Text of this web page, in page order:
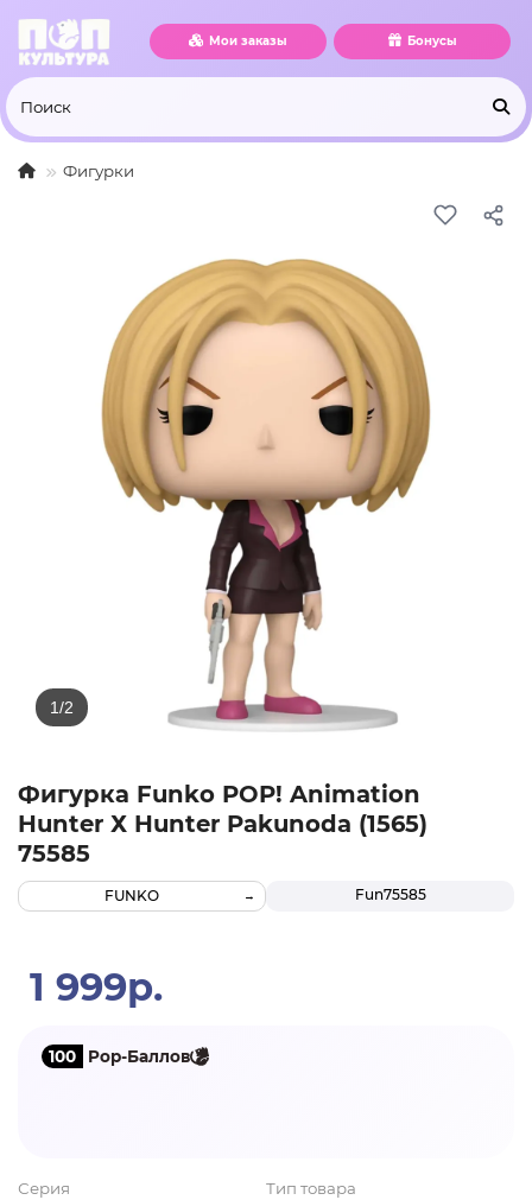
Мои заказы Бонусы
Фигурки
Фигурка Funko POP! Animation
Hunter Х Hunter Pakunoda (1565)
75585
Fun75585
FUNKO
1 999р.
100 Pop-Баллов
Серия Тип товара